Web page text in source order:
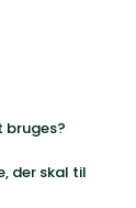
bruges?
der skal til